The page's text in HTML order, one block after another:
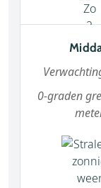
0-graden